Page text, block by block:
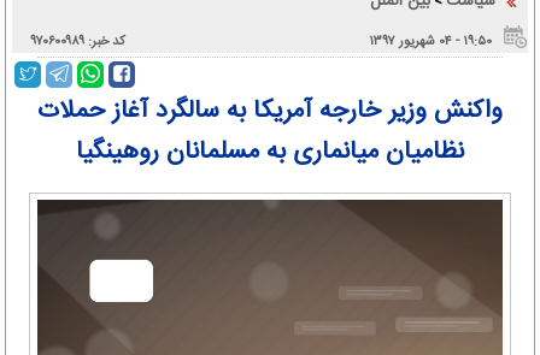
۱۹:۵۰ - ۰۴ شهریور ۱۳۹۷ کد خبر: ۹۷۰۶۰۰۹۸۹
واکنش وزیر خارجه آمریکا به سالگرد آغاز حملات
نظامیان میانماری به مسلمانان روهینگیا